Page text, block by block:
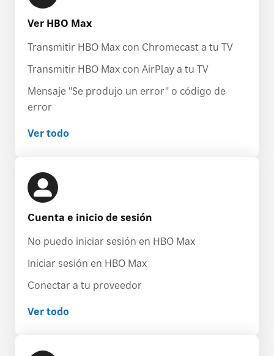
Ver HBO Max
Transmitir HBO Max con Chromecast a tu TV
Transmitir HBO Max con AirPlay a tu TV
Mensaje "Se produjo un error" o código de
error
Ver todo
Cuenta e inicio de sesión
No puedo iniciar sesión en HBO Max
Iniciar sesión en HBO Max
Conectar a tu proveedor
Ver todo